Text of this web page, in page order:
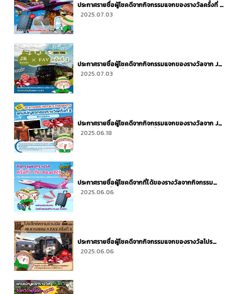
ประกาศรายชื่อผู้โชคดีจากกิจกรรมแจกของรางวัลครั้งที่ 8
จาก Peach
2025.07.03
ประกาศรายชื่อผู้โชคดีจากกิจกรรมแจกของรางวัลจาก JR
Kyushu × FAV ครั้งที่ 4
2025.07.03
ประกาศรายชื่อผู้โชคดีจากกิจกรรมแจกของรางวัลจาก JR
Kyushu Hotels Presents ครั้งที่ 8
2025.06.18
ประกาศรายชื่อผู้โชคดีจากที่ได้ของรางวัลจากกิจกรรม
แจกรางวัลครั้งที่ 7 กับ Peach
2025.06.06
ประกาศรายชื่อผู้โชคดีจากกิจกรรมแจกของรางวัลโปร
เจ็กต์ความร่วมมือ JR KYUSHU × FAV ครั้งที่ 3
2025.06.06